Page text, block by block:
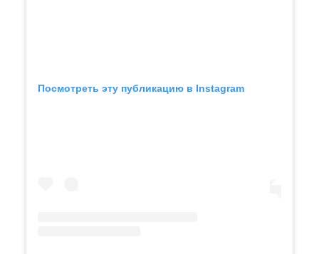
Посмотреть эту публикацию в Instagram